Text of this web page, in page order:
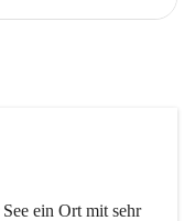
ein Ort mit sehr